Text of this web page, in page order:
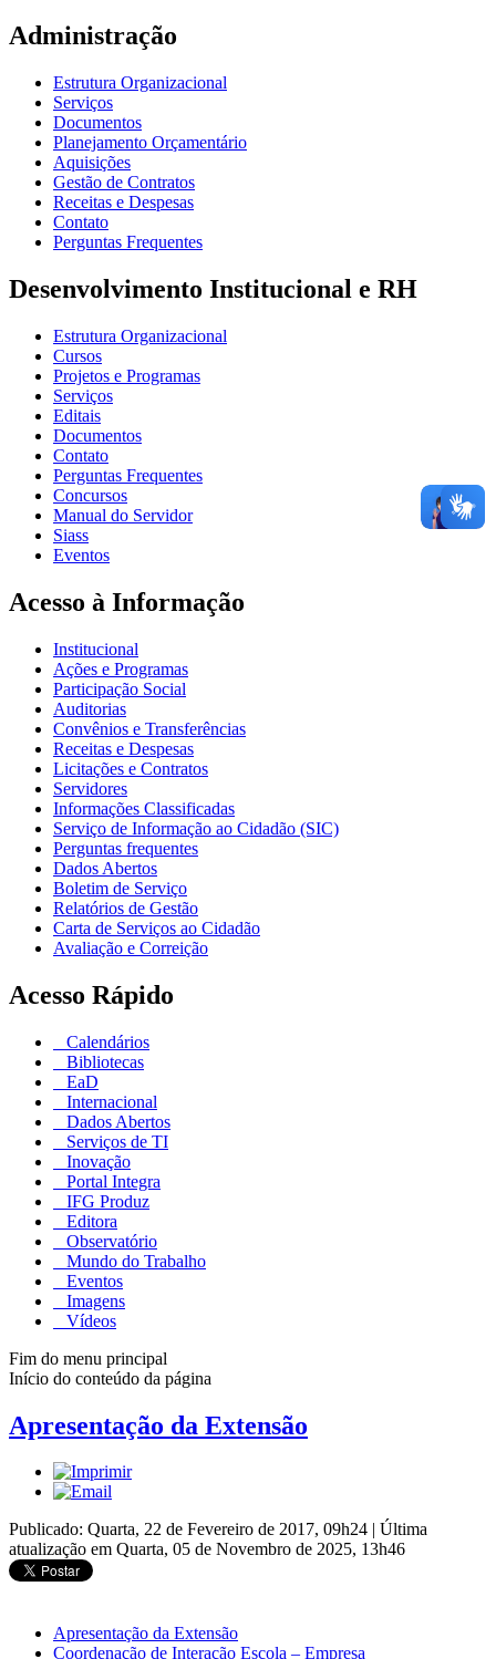
Administração
Estrutura Organizacional
Serviços
Documentos
Planejamento Orçamentário
Aquisições
Gestão de Contratos
Receitas e Despesas
Contato
Perguntas Frequentes
Desenvolvimento Institucional e RH
Estrutura Organizacional
Cursos
Projetos e Programas
Serviços
Editais
Documentos
Contato
Perguntas Frequentes
Concursos
Manual do Servidor
Siass
Eventos
Acesso à Informação
Institucional
Ações e Programas
Participação Social
Auditorias
Convênios e Transferências
Receitas e Despesas
Licitações e Contratos
Servidores
Informações Classificadas
Serviço de Informação ao Cidadão (SIC)
Perguntas frequentes
Dados Abertos
Boletim de Serviço
Relatórios de Gestão
Carta de Serviços ao Cidadão
Avaliação e Correição
Acesso Rápido
Calendários
Bibliotecas
EaD
Internacional
Dados Abertos
Serviços de TI
Inovação
Portal Integra
IFG Produz
Editora
Observatório
Mundo do Trabalho
Eventos
Imagens
Vídeos
Fim do menu principal
Início do conteúdo da página
Apresentação da Extensão
Publicado: Quarta, 22 de Fevereiro de 2017, 09h24 | Última
atualização em Quarta, 05 de Novembro de 2025, 13h46
Apresentação da Extensão
Coordenação de Interação Escola – Empresa